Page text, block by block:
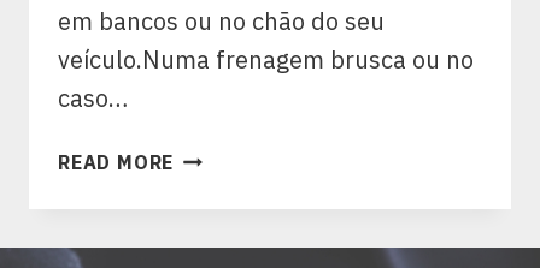
em bancos ou no chão do seu
veículo.Numa frenagem brusca ou no
caso…
READ MORE